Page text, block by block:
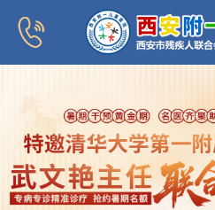
新闻中心
专家团队